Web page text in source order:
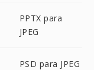
PPTX para
JPEG
PSD para JPEG